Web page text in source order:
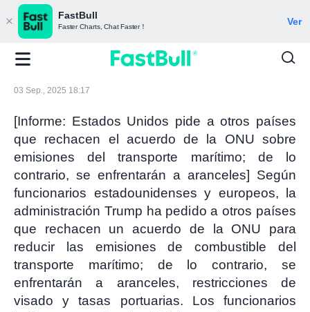
FastBull
Faster Charts, Chat Faster！ Ver
03 Sep., 2025 18:17
[Informe: Estados Unidos pide a otros países
que rechacen el acuerdo de la ONU sobre
emisiones del transporte marítimo; de lo
contrario, se enfrentarán a aranceles] Según
funcionarios estadounidenses y europeos, la
administración Trump ha pedido a otros países
que rechacen un acuerdo de la ONU para
reducir las emisiones de combustible del
transporte marítimo; de lo contrario, se
enfrentarán a aranceles, restricciones de
visado y tasas portuarias. Los funcionarios